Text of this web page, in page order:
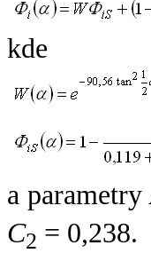
kde
a parametry
C2 = 0,238.